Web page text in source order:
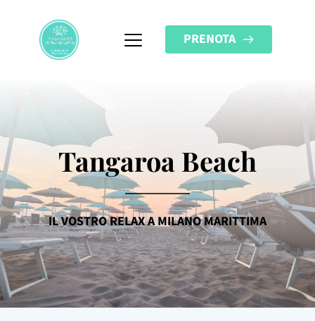
PRENOTA
Tangaroa Beach
IL VOSTRO RELAX A MILANO MARITTIMA